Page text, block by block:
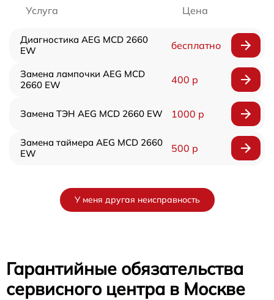
Услуга Цена
Диагностика AEG MCD 2660
EW
бесплатно
Замена лампочки AEG MCD
2660 EW
400 р
Замена ТЭН AEG MCD 2660 EW 1000 р
Замена таймера AEG MCD 2660
EW
500 р
У меня другая неисправность
Гарантийные обязательства
сервисного центра в Москве